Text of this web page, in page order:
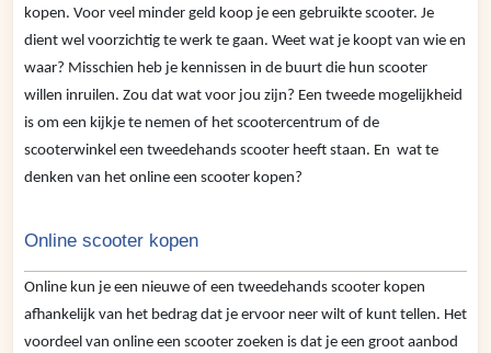
kopen. Voor veel minder geld koop je een gebruikte scooter. Je
dient wel voorzichtig te werk te gaan. Weet wat je koopt van wie en
waar? Misschien heb je kennissen in de buurt die hun scooter
willen inruilen. Zou dat wat voor jou zijn? Een tweede mogelijkheid
is om een kijkje te nemen of het scootercentrum of de
scooterwinkel een tweedehands scooter heeft staan. En wat te
denken van het online een scooter kopen?
Online scooter kopen
Online kun je een nieuwe of een tweedehands scooter kopen
afhankelijk van het bedrag dat je ervoor neer wilt of kunt tellen. Het
voordeel van online een scooter zoeken is dat je een groot aanbod